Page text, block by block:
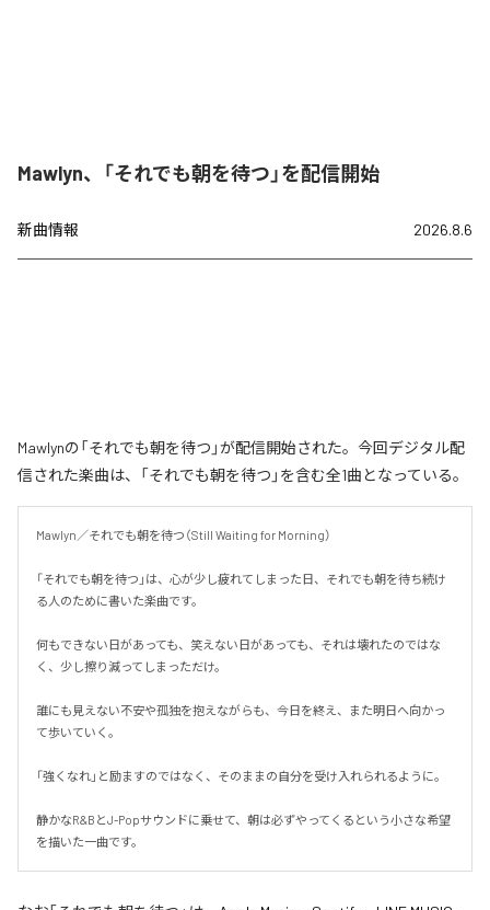
Mawlyn、「それでも朝を待つ」を配信開始
新曲情報 2026.8.6
Mawlynの「それでも朝を待つ」が配信開始された。今回デジタル配
信された楽曲は、「それでも朝を待つ」を含む全1曲となっている。
Mawlyn／それでも朝を待つ（Still Waiting for Morning）
「それでも朝を待つ」は、心が少し疲れてしまった日、それでも朝を待ち続け
る人のために書いた楽曲です。
何もできない日があっても、笑えない日があっても、それは壊れたのではな
く、少し擦り減ってしまっただけ。
誰にも見えない不安や孤独を抱えながらも、今日を終え、また明日へ向かっ
て歩いていく。
「強くなれ」と励ますのではなく、そのままの自分を受け入れられるように。
静かなR&BとJ-Popサウンドに乗せて、朝は必ずやってくるという小さな希望
を描いた一曲です。